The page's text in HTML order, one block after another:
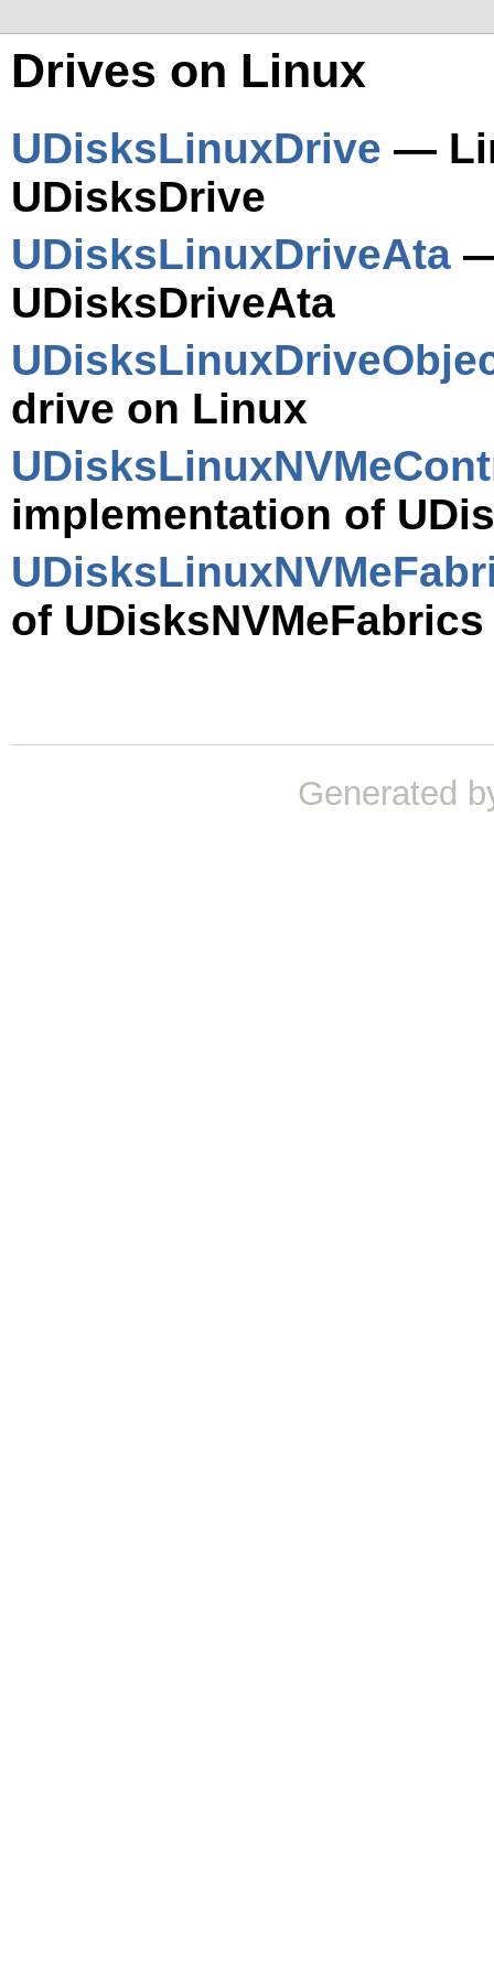
Drives on Linux
UDisksLinuxDrive —
UDisksDrive
UDisksLinuxDriveAta
UDisksDriveAta
drive on Linux
implementation of
of UDisksNVMeFabrics
Generated